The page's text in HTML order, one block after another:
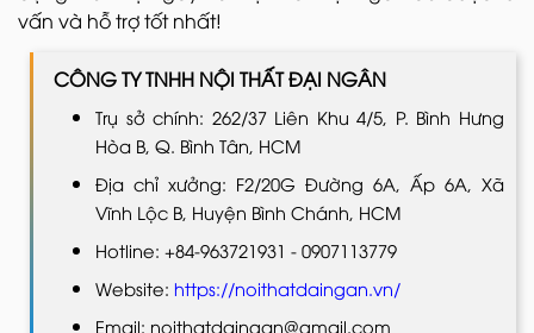
vấn và hỗ trợ tốt nhất!
CÔNG TY TNHH NỘI THẤT ĐẠI NGÂN
Trụ sở chính: 262/37 Liên Khu 4/5, P. Bình Hưng
Hòa B, Q. Bình Tân, HCM
Địa chỉ xưởng: F2/20G Đường 6A, Ấp 6A, Xã
Vĩnh Lộc B, Huyện Bình Chánh, HCM
Hotline: +84-963721931 - 0907113779
Website: https://noithatdaingan.vn/
Email: noithatdaingan@gmail.com